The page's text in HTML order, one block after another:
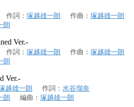
作詞 ： 塚越雄一朗 作曲 ： 塚越雄一朗
朗
Ver.-
作詞 ： 塚越雄一朗 作曲 ： 塚越雄一朗
朗
Ver.-
越雄一朗 作詞 ： 水谷瑠奈
朗 編曲 ： 塚越雄一朗